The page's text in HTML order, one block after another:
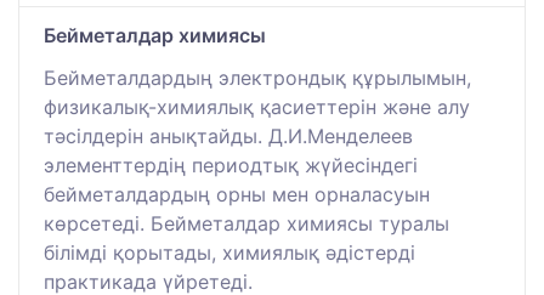
Бейметалдар химиясы
Бейметалдардың электрондық құрылымын,
физикалық-химиялық қасиеттерін және алу
тәсілдерін анықтайды. Д.И.Менделеев
элементтердің периодтық жүйесіндегі
бейметалдардың орны мен орналасуын
көрсетеді. Бейметалдар химиясы туралы
білімді қорытады, химиялық әдістерді
практикада үйретеді.